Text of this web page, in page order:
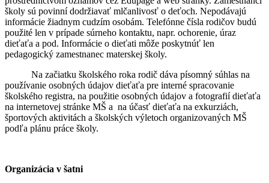
školy sú povinní dodržiavať mlčanlivosť o deťoch. Nepodávajú
informácie žiadnym cudzím osobám. Telefónne čísla rodičov budú
použité len v prípade súrneho kontaktu, napr. ochorenie, úraz
dieťaťa a pod. Informácie o dieťati môže poskytnúť len
pedagogický zamestnanec materskej školy.
Na začiatku školského roka rodič dáva písomný súhlas na
používanie osobných údajov dieťaťa pre interné spracovanie
školského registra, na použitie osobných údajov a fotografií dieťaťa
na internetovej stránke MŠ a na účasť dieťaťa na exkurziách,
športových aktivitách a školských výletoch organizovaných MŠ
podľa plánu práce školy.
Organizácia v šatni